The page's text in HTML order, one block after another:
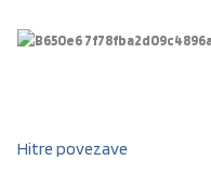
Hitre povezave